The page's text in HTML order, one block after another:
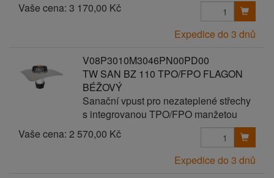
Vaše cena: 3 170,00 Kč
Expedice do 3 dnů
V08P3010M3046PN00PD00
TW SAN BZ 110 TPO/FPO FLAGON
BÉŽOVÝ
Sanační vpust pro nezateplené střechy
s integrovanou TPO/FPO manžetou
Vaše cena: 2 570,00 Kč
Expedice do 3 dnů